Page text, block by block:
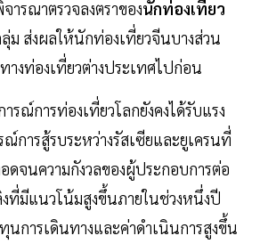
ารณาตรวจลงตราของนักท่องเที่ยว
ม ส่งผลให้นักท่องเที่ยวจีนบางส่วน
างท่องเที่ยวต่างประเทศไปก่อน
ณ์การท่องเที่ยวโลกยังคงได้รับแรง
การสู้รบระหว่างรัสเซียและยูเครนที่
ดจนความกังวลของผู้ประกอบการต่อ
ที่มีแนวโน้มสูงขึ้นภายในช่วงหนึ่งปี
การเดินทางและค่าดำเนินการสูงขึ้น